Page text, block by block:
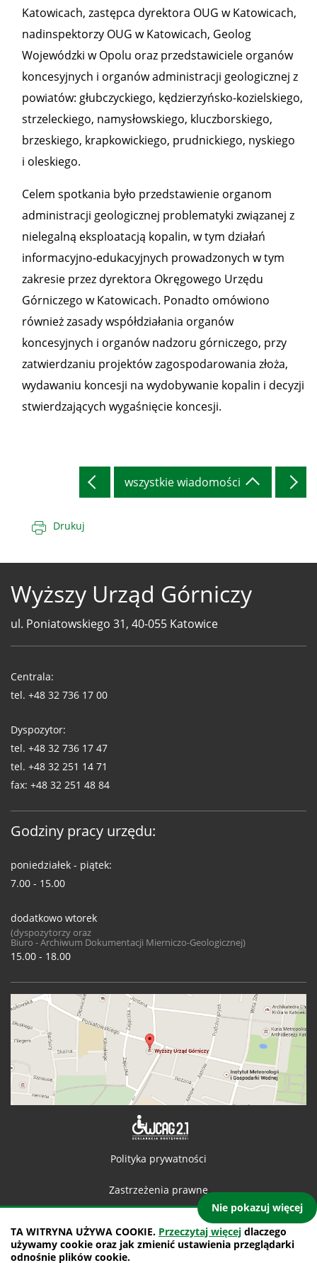
TA WITRYNA UŻYWA COOKIE. Przeczytaj więcej dlaczego
używamy cookie oraz jak zmienić ustawienia przeglądarki
odnośnie plików cookie.
Nie pokazuj więcej
Katowicach, zastępca dyrektora OUG w Katowicach,
nadinspektorzy OUG w Katowicach, Geolog
Wojewódzki w Opolu oraz przedstawiciele organów
koncesyjnych i organów administracji geologicznej z
powiatów: głubczyckiego, kędzierzyńsko-kozielskiego,
strzeleckiego, namysłowskiego, kluczborskiego,
brzeskiego, krapkowickiego, prudnickiego, nyskiego
i oleskiego.
Celem spotkania było przedstawienie organom
administracji geologicznej problematyki związanej z
nielegalną eksploatacją kopalin, w tym działań
informacyjno-edukacyjnych prowadzonych w tym
zakresie przez dyrektora Okręgowego Urzędu
Górniczego w Katowicach. Ponadto omówiono
również zasady współdziałania organów
koncesyjnych i organów nadzoru górniczego, przy
zatwierdzaniu projektów zagospodarowania złoża,
wydawaniu koncesji na wydobywanie kopalin i decyzji
stwierdzających wygaśnięcie koncesji.
wszystkie wiadomości
Drukuj
Wyższy Urząd Górniczy
ul. Poniatowskiego 31, 40-055 Katowice
WUG
Centrala:
tel. +48 32 736 17 00
Dyspozytor:
tel. +48 32 736 17 47
tel. +48 32 251 14 71
fax: +48 32 251 48 84
Godziny pracy urzędu:
poniedziałek - piątek:
7.00 - 15.00
dodatkowo wtorek
(dyspozytorzy oraz
Biuro - Archiwum Dokumentacji Mierniczo-Geologicznej)
15.00 - 18.00
Polityka prywatności
Zastrzeżenia prawne
Mapa witryny